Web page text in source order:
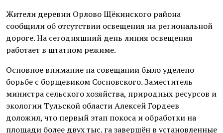
Жители деревни Орлово Щёкинского района
сообщили об отсутствии освещения на региональной
дороге. На сегодняшний день линия освещения
работает в штатном режиме.
Основное внимание на совещании было уделено
борьбе с борщевиком Сосновского. Заместитель
министра сельского хозяйства, природных ресурсов и
экологии Тульской области Алексей Гордеев
доложил, что первый этап покоса и обработки на
площади более двух тыс. га завершён в установленные